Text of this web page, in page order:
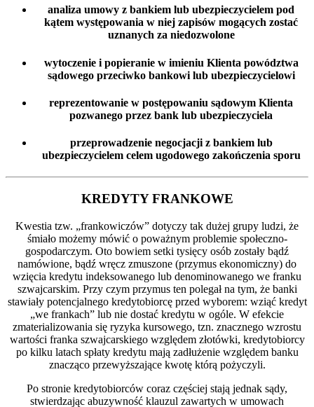
analiza umowy z bankiem lub ubezpieczycielem pod
kątem występowania w niej zapisów mogących zostać
uznanych za niedozwolone
wytoczenie i popieranie w imieniu Klienta powództwa
sądowego przeciwko bankowi lub ubezpieczycielowi
reprezentowanie w postępowaniu sądowym Klienta
pozwanego przez bank lub ubezpieczyciela
przeprowadzenie negocjacji z bankiem lub
ubezpieczycielem celem ugodowego zakończenia sporu
KREDYTY FRANKOWE
Kwestia tzw. „frankowiczów” dotyczy tak dużej grupy ludzi, że
śmiało możemy mówić o poważnym problemie społeczno-
gospodarczym. Oto bowiem setki tysięcy osób zostały bądź
namówione, bądź wręcz zmuszone (przymus ekonomiczny) do
wzięcia kredytu indeksowanego lub denominowanego we franku
szwajcarskim. Przy czym przymus ten polegał na tym, że banki
stawiały potencjalnego kredytobiorcę przed wyborem: wziąć kredyt
„we frankach” lub nie dostać kredytu w ogóle. W efekcie
zmaterializowania się ryzyka kursowego, tzn. znacznego wzrostu
wartości franka szwajcarskiego względem złotówki, kredytobiorcy
po kilku latach spłaty kredytu mają zadłużenie względem banku
znacząco przewyższające kwotę którą pożyczyli.
Po stronie kredytobiorców coraz częściej stają jednak sądy,
stwierdzając abuzywność klauzul zawartych w umowach